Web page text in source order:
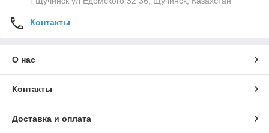
Контакты
О нас
Контакты
Доставка и оплата